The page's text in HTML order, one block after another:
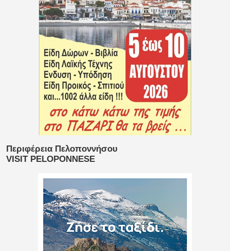
Περιφέρεια Πελοποννήσου
VISIT PELOPONNESE